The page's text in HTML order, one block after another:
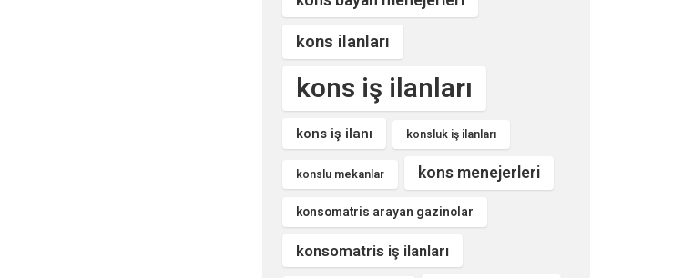
kons ilanları
kons iş ilanları
kons iş ilanı konsluk iş ilanları
konslu mekanlar kons menejerleri
konsomatris arayan gazinolar
konsomatris iş ilanları